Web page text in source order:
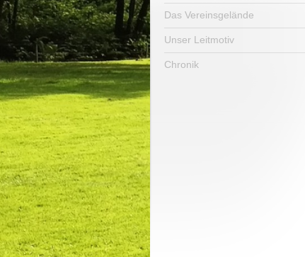
Das Vereinsgelände
Unser Leitmotiv
Chronik